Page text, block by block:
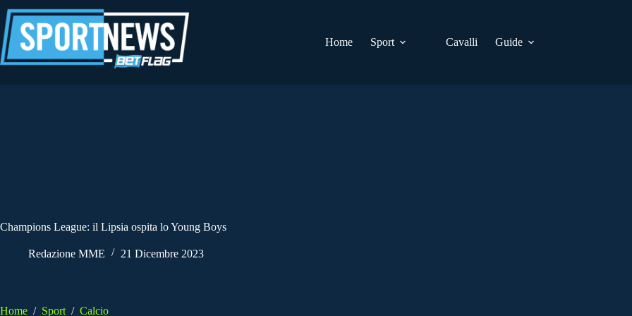
al
contenuto
Home
Sport Cavalli Guide
Champions League: il Lipsia ospita lo Young Boys
Redazione MME 21 Dicembre 2023
Home / Sport / Calcio